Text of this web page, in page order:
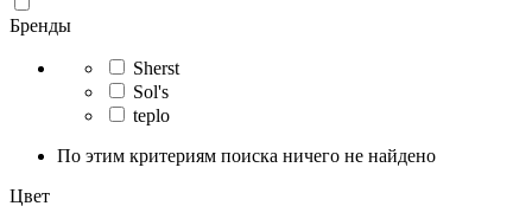
Бренды
Sherst
Sol's
teplo
По этим критериям поиска ничего не найдено
Цвет